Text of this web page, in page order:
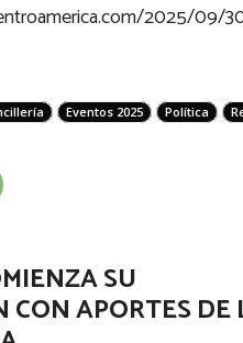
2025/09/
Eventos 2025 Política
SU
APORTES DE